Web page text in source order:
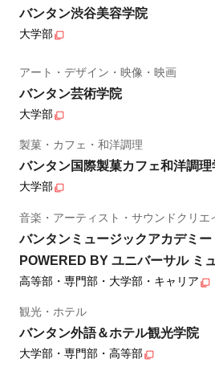
バンタン渋谷美容学院
大学部
アート・デザイン・映像・映画
バンタン芸術学院
大学部
製菓・カフェ・和洋調理
バンタン国際製菓カフェ和洋調理
大学部
音楽・アーティスト・サウンドクリエ
バンタンミュージックアカデミー
POWERED BY ユニバーサル ミ
高等部・専門部・大学部・キャリア
観光・ホテル
バンタン外語＆ホテル観光学院
大学部・専門部・高等部